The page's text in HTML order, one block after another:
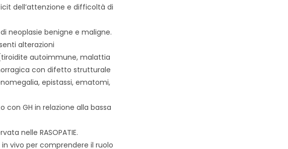
dell’attenzione e difficoltà di
neoplasie benigne e maligne.
alterazioni
autoimmune, malattia
con difetto strutturale
epistassi, ematomi,
GH in relazione alla bassa
nelle RASOPATIE.
vivo per comprendere il ruolo